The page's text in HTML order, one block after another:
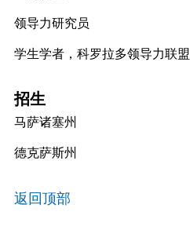
领导力研究员
学生学者，科罗拉多领导力联盟
招生
马萨诸塞州
德克萨斯州
返回顶部